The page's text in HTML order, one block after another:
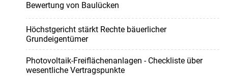
Bewertung von Baulücken
Höchstgericht stärkt Rechte bäuerlicher
Grundeigentümer
Photovoltaik-Freiflächenanlagen - Checkliste über
wesentliche Vertragspunkte